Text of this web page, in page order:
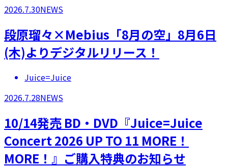
2026.7.30NEWS
段原瑠々×Mebius「8月の空」8月6日
(木)よりデジタルリリース！
Juice=Juice
2026.7.28NEWS
10/14発売 BD・DVD『Juice=Juice
Concert 2026 UP TO 11 MORE！
MORE！』ご購入特典のお知らせ